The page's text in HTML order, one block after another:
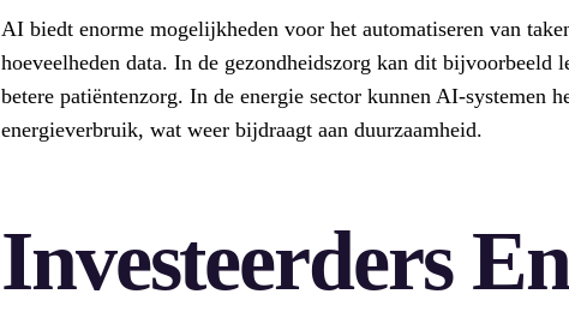
AI biedt enorme mogelijkheden voor het automatiseren van
hoeveelheden data. In de gezondheidszorg kan dit bijvoorbeeld
betere patiëntenzorg. In de energie sector kunnen AI-systemen
energieverbruik, wat weer bijdraagt aan duurzaamheid.
Investeerders